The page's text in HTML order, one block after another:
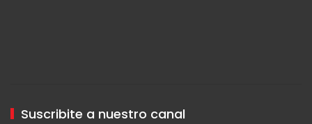
Suscribite a nuestro canal